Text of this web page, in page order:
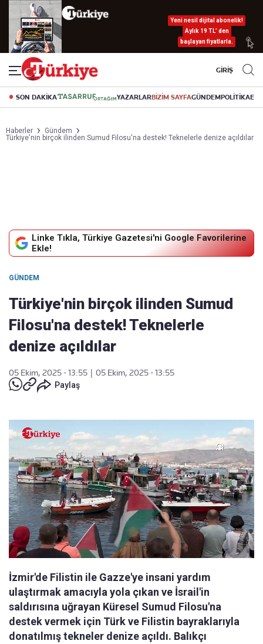
Yeni nesil dijital abonelik!
Aylık 19 TL’ den
başlayan fiyatlarla.
GİRİŞ
SON DAKİKA YAZARLARBİZİM SAYFAGÜNDEMPOLİTİKA
Haberler
Gündem
Türkiye'nin birçok ilinden Sumud Filosu'na destek! Teknelerle denize açıldılar
Linke Tıkla, Türkiye Gazetesi'ni Google Favorilerine
Ekle!
GÜNDEM
Türkiye'nin birçok ilinden Sumud
Filosu'na destek! Teknelerle
denize açıldılar
05 Ekim, 2025 - 13:55
05 Ekim, 2025 - 13:55
Paylaş
İzmir'de Filistin ile Gazze'ye insani yardım
ulaştırmak amacıyla yola çıkan ve İsrail'in
saldırısına uğrayan Küresel Sumud Filosu'na
destek vermek için Türk ve Filistin bayraklarıyla
donatılmış tekneler denize açıldı. Balıkçı